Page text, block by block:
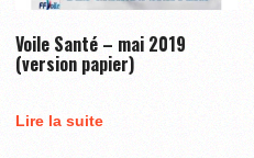
Voile Santé – mai 2019
(version papier)
Lire la suite